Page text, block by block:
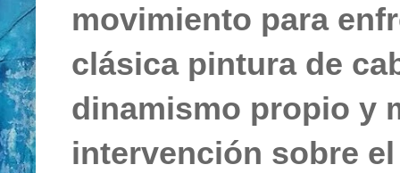
movimiento para
clásica pintura de
dinamismo propio y
intervención sobre